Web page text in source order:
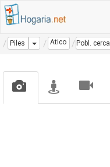
Piles Dropdown
Atico Pobl. cerca